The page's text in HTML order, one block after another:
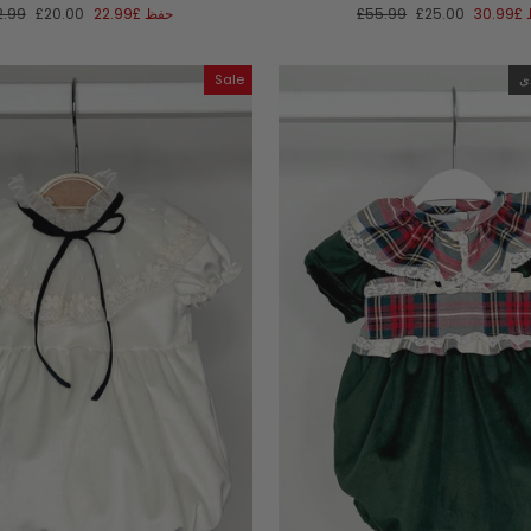
سعر
£20.00 حفظ £22.99
السعر
£55.99 سعر
£25.00 £30.99
Sale